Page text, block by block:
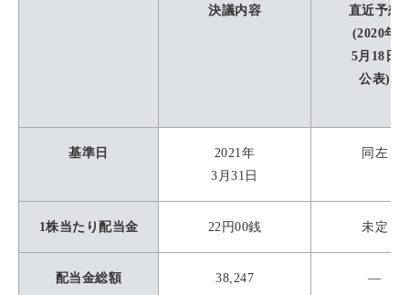
決議内容
直近予想
(2020年
5月18日
公表)
基準日
2021年
3月31日
同左
1株当たり配当金 22円00銭 未定
配当金総額
38,247
―